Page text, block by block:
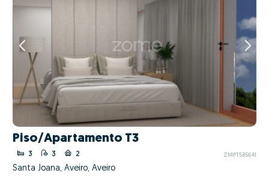
Piso/Apartamento T3
3 3 2 ZMPT585641
Santa Joana, Aveiro, Aveiro